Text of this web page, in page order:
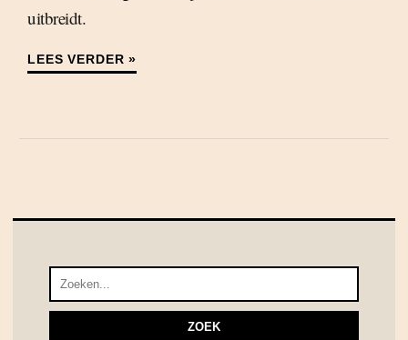
uitbreidt.
LEES VERDER »